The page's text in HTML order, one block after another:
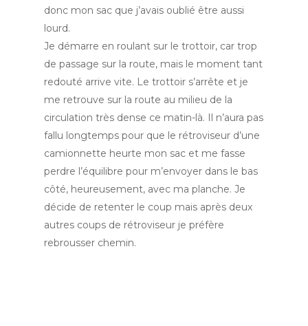
donc mon sac que j’avais oublié être aussi
lourd.
Je démarre en roulant sur le trottoir, car trop
de passage sur la route, mais le moment tant
redouté arrive vite. Le trottoir s’arrête et je
me retrouve sur la route au milieu de la
circulation très dense ce matin-là. Il n’aura pas
fallu longtemps pour que le rétroviseur d’une
camionnette heurte mon sac et me fasse
perdre l’équilibre pour m’envoyer dans le bas
côté, heureusement, avec ma planche. Je
décide de retenter le coup mais après deux
autres coups de rétroviseur je préfère
rebrousser chemin.